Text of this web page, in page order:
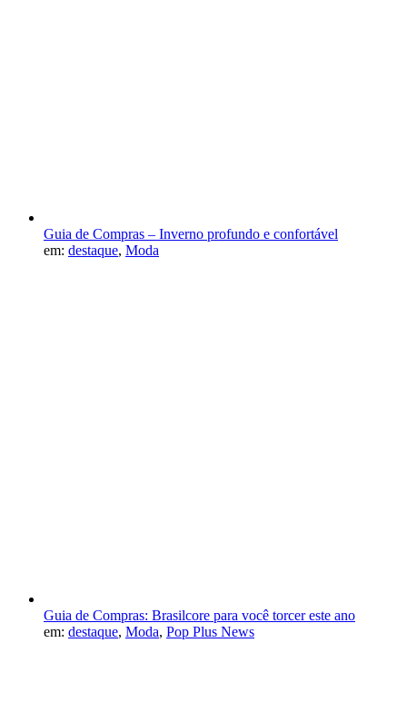
Guia de Compras – Inverno profundo e confortável
em: destaque, Moda
Guia de Compras: Brasilcore para você torcer este ano
em: destaque, Moda, Pop Plus News